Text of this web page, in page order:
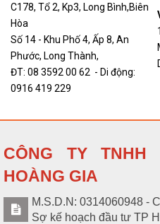
C178, Tổ 2, Kp3, Long Bình,Biên
Hòa
Số 14 - Khu Phố 4, Ấp 8, An
Phước, Long Thành,
ĐT: 08 3592 00 62 - Di động:
0916 419 229
CÔNG TY
HOÀNG GIA
M.S.D.N: 0314060948 -
Sợ kế hoạch đầu tư TP